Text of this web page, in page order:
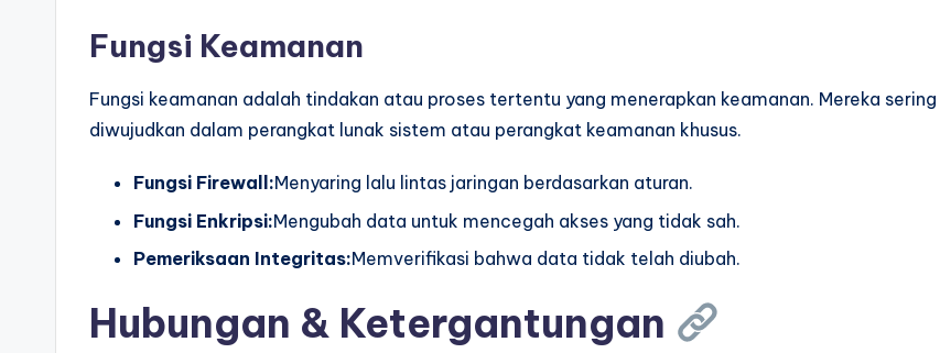
Fungsi Keamanan
Fungsi keamanan adalah tindakan atau proses tertentu yang menerapkan keamanan. Mereka sering
diwujudkan dalam perangkat lunak sistem atau perangkat keamanan khusus.
Fungsi Firewall:Menyaring lalu lintas jaringan berdasarkan aturan.
Fungsi Enkripsi:Mengubah data untuk mencegah akses yang tidak sah.
Pemeriksaan Integritas:Memverifikasi bahwa data tidak telah diubah.
Hubungan & Ketergantungan